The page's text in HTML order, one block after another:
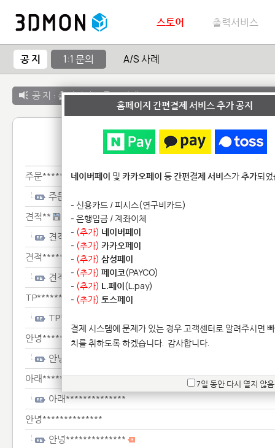
스토어 출력서비스
공 지 1:1 문의 A/S 사례
공 지 : 출력서비스 종료 안내
1:1 문
주문************
주문************
견적**
견적**
견적*********
견적*********
TP**********
TP**********
안녕*******************************
안녕*******************************
아래**************
아래**************
안녕**************
안녕**************
홈페이지 간편결제 서비스 추가 공지
네이버페이 및 카카오페이 등간편결제 서비스가추가되
- 신용카드 / 피시스(연구비카드)
- 은행입금 / 계좌이체
- (추가) 네이버페이
- (추가) 카카오페이
- (추가) 삼성페이
- (추가) 페이코(PAYCO)
- (추가) L.페이(L.pay)
- (추가) 토스페이
결제 시스템에 문제가 있는 경우 고객센터로 알려주시면
치를 취하도록 하겠습니다. 감사합니다.
7일 동안 다시 열지 않음